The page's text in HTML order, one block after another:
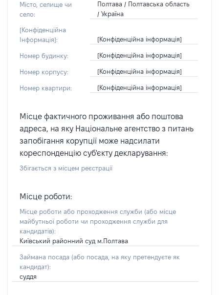
Місто, селище чи
село:
Полтава / Полтавська область
/ Україна
[Конфіденційна
Інформація]:
[Конфіденційна інформація]
Номер будинку: [Конфіденційна інформація]
Номер корпусу: [Конфіденційна інформація]
Номер квартири: [Конфіденційна інформація]
Місце фактичного проживання або поштова
адреса, на яку Національне агентство з питань
запобігання корупції може надсилати
кореспонденцію суб'єкту декларування:
Збігається з місцем реєстрації
Місце роботи:
Місце роботи або проходження служби (або місце
майбутньої роботи чи проходження служби для
кандидатів):
Київський районний суд м.Полтава
Займана посада (або посада, на яку претендуєте як
кандидат):
суддя